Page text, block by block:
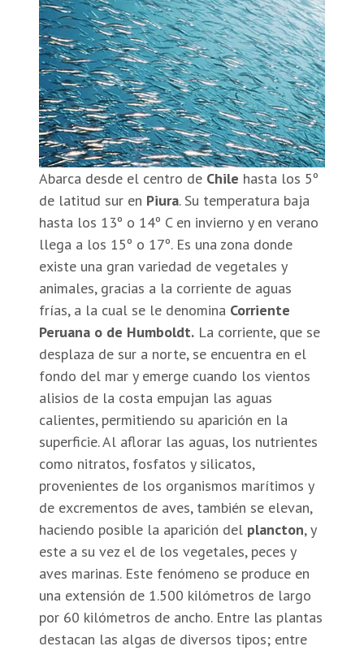
Abarca desde el centro de Chile hasta los 5º
de latitud sur en Piura. Su temperatura baja
hasta los 13º o 14º C en invierno y en verano
llega a los 15º o 17º. Es una zona donde
existe una gran variedad de vegetales y
animales, gracias a la corriente de aguas
frías, a la cual se le denomina Corriente
Peruana o de Humboldt. La corriente, que se
desplaza de sur a norte, se encuentra en el
fondo del mar y emerge cuando los vientos
alisios de la costa empujan las aguas
calientes, permitiendo su aparición en la
superficie. Al aflorar las aguas, los nutrientes
como nitratos, fosfatos y silicatos,
provenientes de los organismos marítimos y
de excrementos de aves, también se elevan,
haciendo posible la aparición del plancton, y
este a su vez el de los vegetales, peces y
aves marinas. Este fenómeno se produce en
una extensión de 1.500 kilómetros de largo
por 60 kilómetros de ancho. Entre las plantas
destacan las algas de diversos tipos; entre